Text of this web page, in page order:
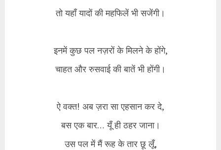
तो यहाँ यादों की महफिलें भी सजेंगी।
​इनमें कुछ पल नज़रों के मिलने के होंगे,
चाहत और रुसवाई की बातें भी होंगी।
​ऐ वक्त! अब ज़रा सा एहसान कर दे,
बस एक बार… यूँ ही ठहर जाना।
उस पल में मैं रूह के तार छू लूँ,